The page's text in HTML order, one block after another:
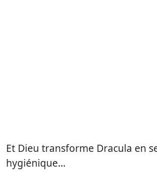
Et Dieu transforme Dracula en
hygiénique…